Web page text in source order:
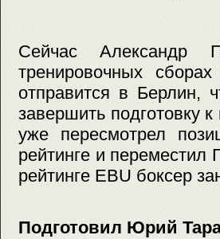
Сейчас Александр
тренировочных
отправится в Берлин,
завершить подготовку
уже пересмотрел
рейтинге и переместил
рейтинге EBU боксер
Подготовил Юрий